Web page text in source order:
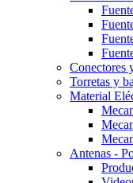
Conectores
Torretas y
Material
Antenas -